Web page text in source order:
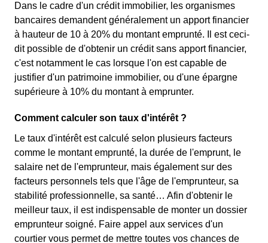
Dans le cadre d'un crédit immobilier, les organismes
bancaires demandent généralement un apport financier
à hauteur de 10 à 20% du montant emprunté. Il est ceci-
dit possible de d'obtenir un crédit sans apport financier,
c'est notamment le cas lorsque l'on est capable de
justifier d'un patrimoine immobilier, ou d'une épargne
supérieure à 10% du montant à emprunter.
Comment calculer son taux d'intérêt ?
Le taux d'intérêt est calculé selon plusieurs facteurs
comme le montant emprunté, la durée de l'emprunt, le
salaire net de l'emprunteur, mais également sur des
facteurs personnels tels que l'âge de l'emprunteur, sa
stabilité professionnelle, sa santé… Afin d'obtenir le
meilleur taux, il est indispensable de monter un dossier
emprunteur soigné. Faire appel aux services d'un
courtier vous permet de mettre toutes vos chances de